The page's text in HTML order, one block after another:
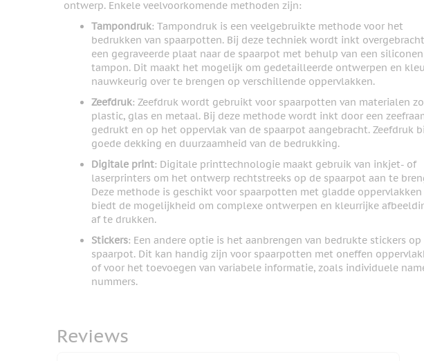
ontwerp. Enkele veelvoorkomende methoden zijn:
Tampondruk: Tampondruk is een veelgebruikte methode voor het
bedrukken van spaarpotten. Bij deze techniek wordt inkt
een gegraveerde plaat naar de spaarpot met behulp van een siliconen
tampon. Dit maakt het mogelijk om gedetailleerde ontwerpen en
nauwkeurig over te brengen op verschillende oppervlakken.
Zeefdruk: Zeefdruk wordt gebruikt voor spaarpotten van materialen
plastic, glas en metaal. Bij deze methode wordt inkt door een
gedrukt en op het oppervlak van de spaarpot aangebracht. Zeefdruk
goede dekking en duurzaamheid van de bedrukking.
Digitale print: Digitale printtechnologie maakt gebruik van inkjet- of
laserprinters om het ontwerp rechtstreeks op de spaarpot aan te
Deze methode is geschikt voor spaarpotten met gladde oppervlakken
biedt de mogelijkheid om complexe ontwerpen en kleurrijke
af te drukken.
Stickers: Een andere optie is het aanbrengen van bedrukte stickers op
spaarpot. Dit kan handig zijn voor spaarpotten met oneffen
of voor het toevoegen van variabele informatie, zoals individuele
nummers.
Reviews